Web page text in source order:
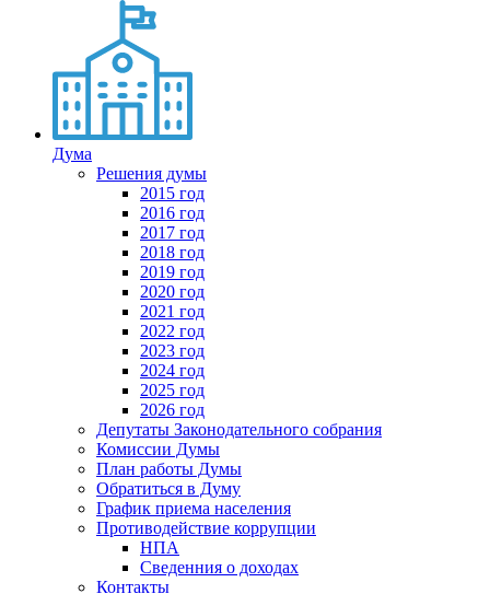
Дума
Решения думы
2015 год
2016 год
2017 год
2018 год
2019 год
2020 год
2021 год
2022 год
2023 год
2024 год
2025 год
2026 год
Депутаты Законодательного собрания
Комиссии Думы
План работы Думы
Обратиться в Думу
График приема населения
Противодействие коррупции
НПА
Сведенния о доходах
Контакты